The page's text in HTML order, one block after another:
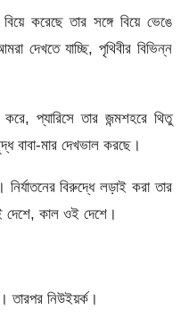
করেছে তার সঙ্গে বিয়ে ভেঙে
দেখতে যাচ্ছি, পৃথিবীর বিভিন্ন
প্যারিসে তার জন্মশহরে থিতু
বাবা-মার দেখভাল করছে।
বিরুদ্ধে লড়াই করা তার
কাল ওই দেশে।
তারপর নিউইয়র্ক।